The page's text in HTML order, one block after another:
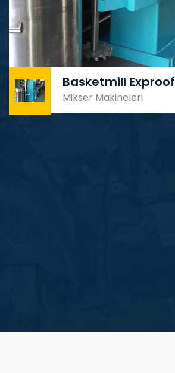
Basketmill Exproof
Mikser Makineleri